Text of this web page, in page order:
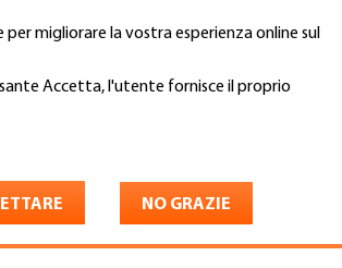
migliorare la vostra esperienza online sul
Accetta, l'utente fornisce il proprio
NO GRAZIE
Flachbedachungen